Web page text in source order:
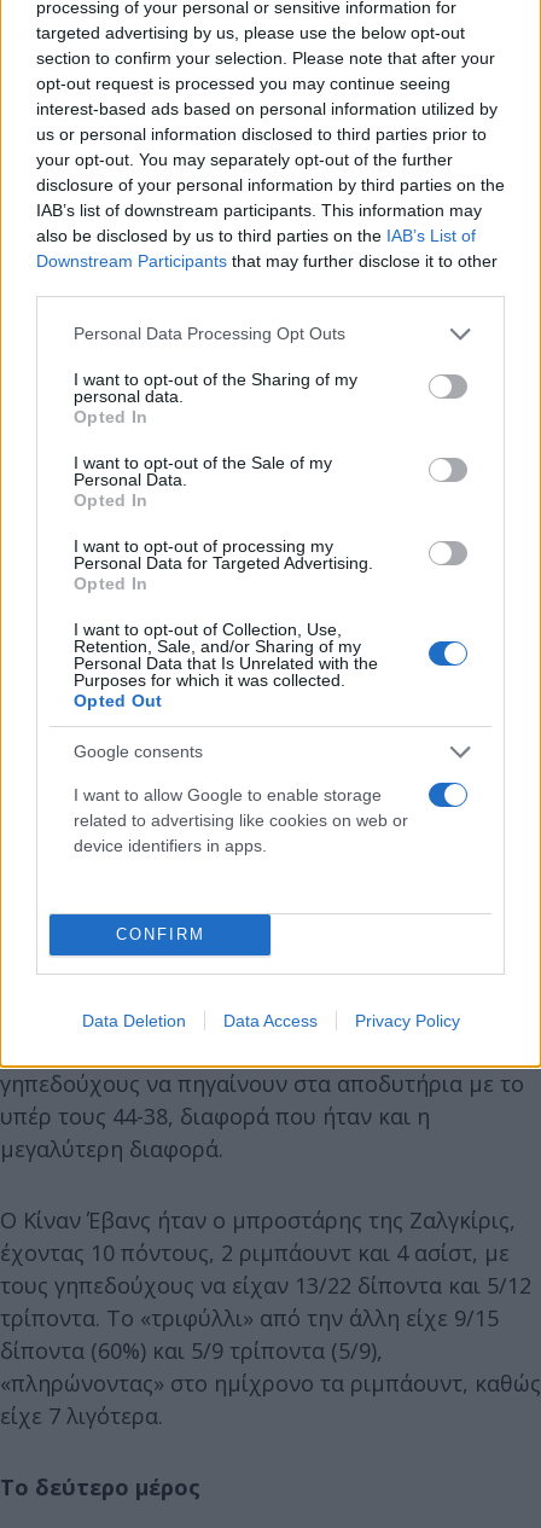
processing of your personal or sensitive information for
targeted advertising by us, please use the below opt-out
section to confirm your selection. Please note that after your
opt-out request is processed you may continue seeing
interest-based ads based on personal information utilized by
us or personal information disclosed to third parties prior to
your opt-out. You may separately opt-out of the further
disclosure of your personal information by third parties on the
IAB’s list of downstream participants. This information may
also be disclosed by us to third parties on the IAB’s List of
Downstream Participants that may further disclose it to other
Please note that this website/app uses one or more Google
not limited to your visit or usage behaviour. You may click to
grant or deny consent to Google and its third-party tags to
use your data for below specified purposes in below Google
consent section.
Personal Data Processing Opt Outs
I want to opt-out of the Sharing of my
personal data.
Opted In
I want to opt-out of the Sale of my
Personal Data.
Opted In
I want to opt-out of processing my
Personal Data for Targeted Advertising.
Opted In
I want to opt-out of Collection, Use,
Retention, Sale, and/or Sharing of my
Personal Data that Is Unrelated with the
Purposes for which it was collected.
Opted Out
Google consents
I want to allow Google to enable storage
related to advertising like cookies on web or
device identifiers in apps.
CONFIRM
Data Deletion Data Access Privacy Policy
Η Ζαλγκίρις είχε βρει τον τρόπο να ισοφαρίσει (35-
35), με τους Λιθουανούς να παίρνουν το
Έντμοντ. Η ομάδα του Αταμάν δεν μπόρεσε να
γηπεδούχους να πηγαίνουν στα αποδυτήρια με το
υπέρ τους 44-38, διαφορά που ήταν και η
μεγαλύτερη διαφορά.
Ο Κίναν Έβανς ήταν ο μπροστάρης της Ζαλγκίρις,
έχοντας 10 πόντους, 2 ριμπάουντ και 4 ασίστ, με
τους γηπεδούχους να είχαν 13/22 δίποντα και 5/12
τρίποντα. Το «τριφύλλι» από την άλλη είχε 9/15
δίποντα (60%) και 5/9 τρίποντα (5/9),
«πληρώνοντας» στο ημίχρονο τα ριμπάουντ, καθώς
είχε 7 λιγότερα.
Το δεύτερο μέρος